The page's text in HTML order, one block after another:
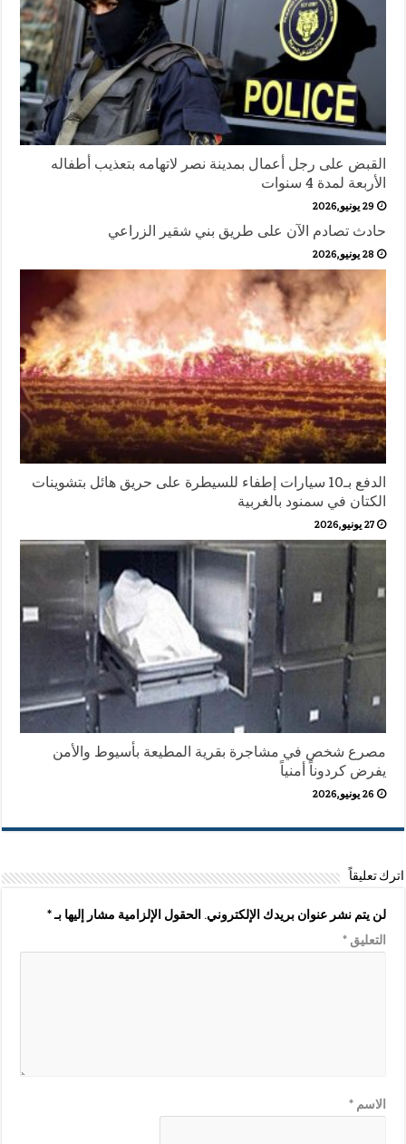
القبض على رجل أعمال بمدينة نصر لاتهامه بتعذيب أطفاله
الأربعة لمدة 4 سنوات
29 يونيو,2026
حادث تصادم الآن على طريق بني شقير الزراعي
28 يونيو,2026
الدفع بـ10 سيارات إطفاء للسيطرة على حريق هائل بتشوينات
الكتان في سمنود بالغربية
27 يونيو,2026
مصرع شخص في مشاجرة بقرية المطيعة بأسيوط والأمن
يفرض كردوناً أمنياً
26 يونيو,2026
اترك تعليقاً
لن يتم نشر عنوان بريدك الإلكتروني. الحقول الإلزامية مشار إليها بـ*
التعليق*
الاسم*